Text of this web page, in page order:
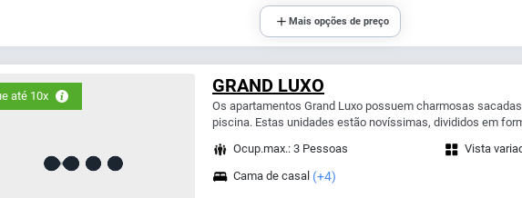
Mais opções de preço
até 10x GRAND LUXO
Os apartamentos Grand Luxo possuem charmosas
piscina. Estas unidades estão novíssimas, divididos em
Ocup.max.: 3 Pessoas
Vista
Cama de casal (+4)